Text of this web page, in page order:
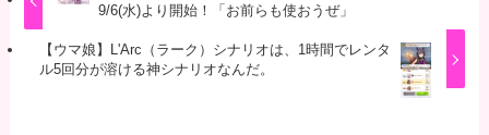
9/6(水)より開始！「お前らも使おうぜ」
【ウマ娘】L'Arc（ラーク）シナリオは、1時間でレンタ
ル5回分が溶ける神シナリオなんだ。